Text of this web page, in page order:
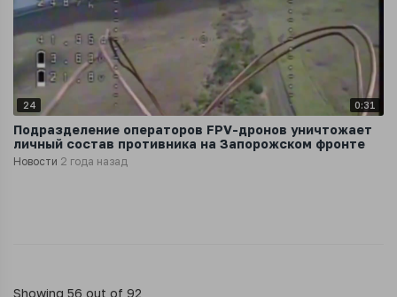
24 0:31
Подразделение операторов FPV-дронов уничтожает
личный состав противника на Запорожском фронте
Новости 2 года назад
Showing 56 out of 92